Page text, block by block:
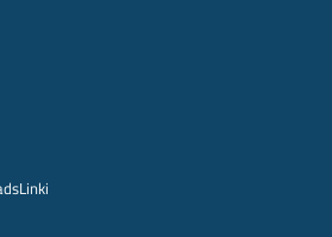
Linki